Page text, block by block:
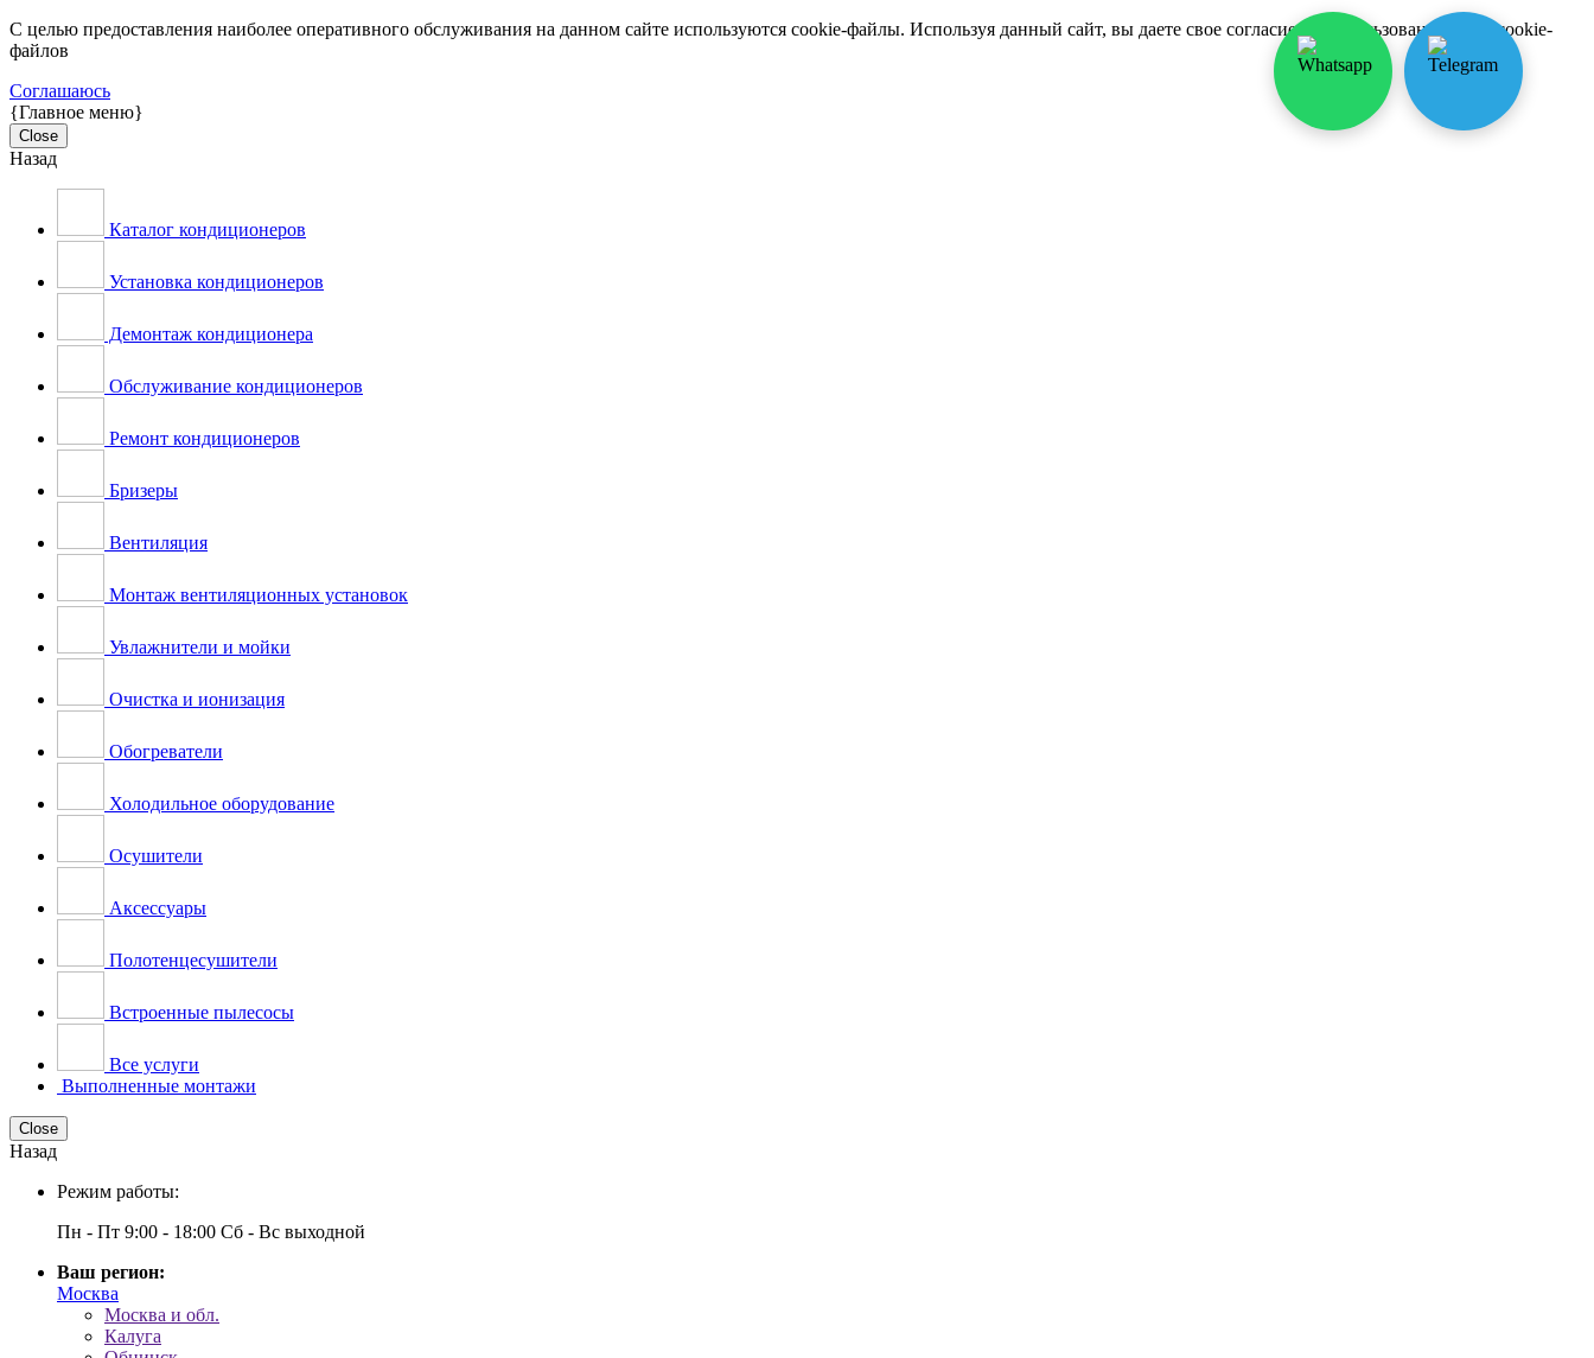
С целью предоставления наиболее оперативного обслуживания на данном сайте используются cookie-файлы. Используя данный сайт, вы даете свое согласие на использование нами cookie-
файлов
Соглашаюсь
{Главное меню}
Close
Назад
Каталог кондиционеров
Установка кондиционеров
Демонтаж кондиционера
Обслуживание кондиционеров
Ремонт кондиционеров
Бризеры
Вентиляция
Монтаж вентиляционных установок
Увлажнители и мойки
Очистка и ионизация
Обогреватели
Холодильное оборудование
Осушители
Аксессуары
Полотенцесушители
Встроенные пылесосы
Все услуги
Выполненные монтажи
Close
Назад
Режим работы:
Пн - Пт 9:00 - 18:00 Сб - Вс выходной
Ваш регион:
Москва
Москва и обл.
Калуга